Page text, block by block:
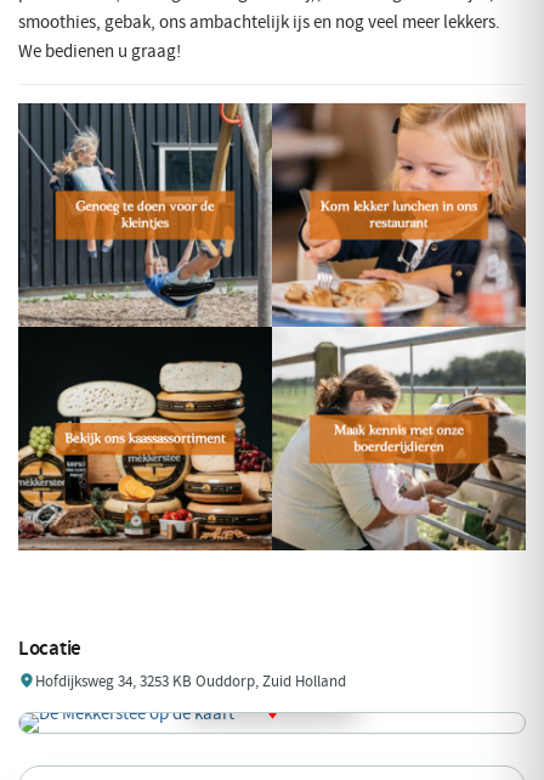
smoothies, gebak, ons ambachtelijk ijs en nog veel meer lekkers.
We bedienen u graag!
Locatie
Hofdijksweg 34, 3253 KB Ouddorp, Zuid Holland